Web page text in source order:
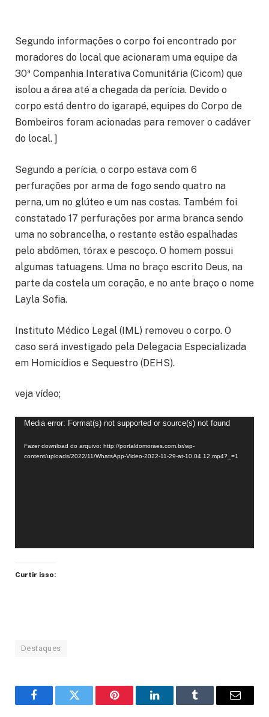
Segundo informações o corpo foi encontrado por
moradores do local que acionaram uma equipe da
30ª Companhia Interativa Comunitária (Cicom) que
isolou a área até a chegada da perícia. Devido o
corpo está dentro do igarapé, equipes do Corpo de
Bombeiros foram acionadas para remover o cadáver
do local. ]
Segundo a perícia, o corpo estava com 6
perfurações por arma de fogo sendo quatro na
perna, um no glúteo e um nas costas. Também foi
constatado 17 perfurações por arma branca sendo
uma no sobrancelha, o restante estão espalhadas
pelo abdômen, tórax e pescoço. O homem possui
algumas tatuagens. Uma no braço escrito Deus, na
parte da costela um coração, e no ante braço o nome
Layla Sofia.
Instituto Médico Legal (IML) removeu o corpo. O
caso será investigado pela Delegacia Especializada
em Homicídios e Sequestro (DEHS).
veja vídeo;
Tocador
vídeo
Media error: Format(s) not supported or source(s) not found
Fazer download do arquivo: http://portaldomoraes.com.br/wp-
content/uploads/2022/11/WhatsApp-Video-2022-11-29-at-10.04.12.mp4?_=1
Curtir isso:
Destaques
FacebookTwitter Pinterest LinkedInTumblr Email